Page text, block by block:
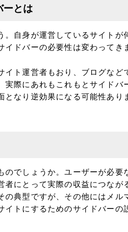
ーとは
自身が運営しているサイトが
ドバーの必要性は変わってき
ト運営者もおり、ブログなど
際にあれもこれもとサイドバ
なり逆効果になる可能性あり
でしょうか。ユーザーが必要
にとって実際の収益につなが
典型ですが、その他にはメル
トにするためのサイドバーの